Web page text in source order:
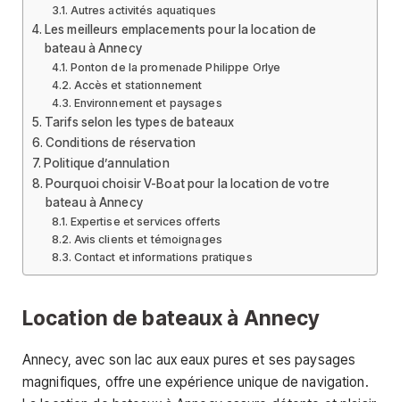
Autres activités aquatiques
Les meilleurs emplacements pour la location de
bateau à Annecy
Ponton de la promenade Philippe Orlye
Accès et stationnement
Environnement et paysages
Tarifs selon les types de bateaux
Conditions de réservation
Politique d’annulation
Pourquoi choisir V-Boat pour la location de votre
bateau à Annecy
Expertise et services offerts
Avis clients et témoignages
Contact et informations pratiques
Location de bateaux à Annecy
Annecy, avec son lac aux eaux pures et ses paysages
magnifiques, offre une expérience unique de navigation.